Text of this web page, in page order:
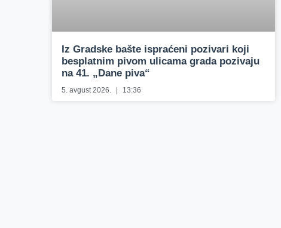
Iz Gradske bašte ispraćeni pozivari koji
besplatnim pivom ulicama grada pozivaju
na 41. „Dane piva“
5. avgust 2026. 13:36